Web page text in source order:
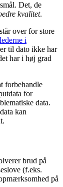
Det, de
kvalitet.
over for store
i
til dato ikke har
har i høj grad
forbehandle
for
data.
kan
brud på
(f.eks.
på